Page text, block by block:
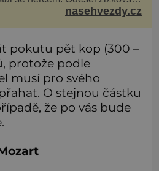
humor, i když jemu
nasehvezdy.cz
pokutu pět kop (300 –
protože podle
musí pro svého
O stejnou částku
že po vás bude